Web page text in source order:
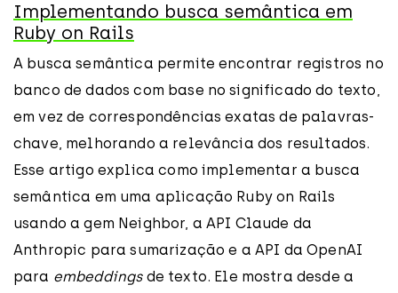
Implementando busca semântica em
Ruby on Rails
A busca semântica permite encontrar registros no
banco de dados com base no significado do texto,
em vez de correspondências exatas de palavras-
chave, melhorando a relevância dos resultados.
Esse artigo explica como implementar a busca
semântica em uma aplicação Ruby on Rails
usando a gem Neighbor, a API Claude da
Anthropic para sumarização e a API da OpenAI
para embeddingsde texto. Ele mostra desde a